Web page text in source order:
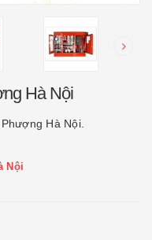
Hà Nội
Hà Nội.
Nội